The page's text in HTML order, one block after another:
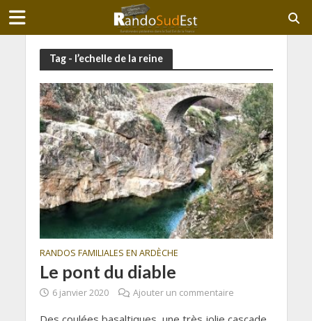
Tag - l’echelle de la reine
RANDOS FAMILIALES EN ARDÈCHE
Le pont du diable
6 janvier 2020 Ajouter un commentaire